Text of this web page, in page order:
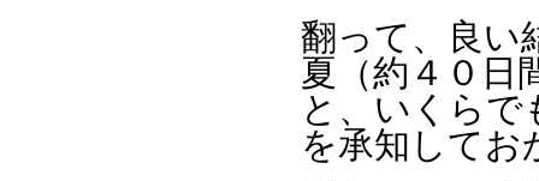
翻って、良い
夏（約４０日
と、いくら
を承知してお